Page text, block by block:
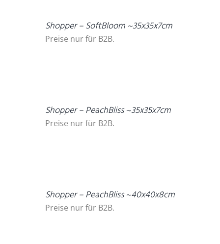
Shopper – SoftBloom ~35x35x7cm
Preise nur für B2B.
Shopper – PeachBliss ~35x35x7cm
Preise nur für B2B.
Shopper – PeachBliss ~40x40x8cm
Preise nur für B2B.